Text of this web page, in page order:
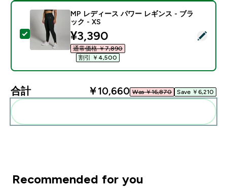
この商品を選択 - MP レディース パワー レギンス -
MP レディース パワー レギンス - ブラ
ック - XS
discounted price
¥3,390‎
通常価格 ￥7,890‎
割引 ￥4,500‎
合計 ￥10,660‎ Was ￥16,870‎ Save ￥6,210‎
Recommended for you